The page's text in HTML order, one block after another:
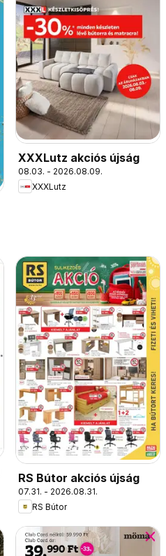
XXXLutz akciós újság
08.03. - 2026.08.09.
XXXLutz
RS Bútor akciós újság
07.31. - 2026.08.31.
RS Bútor